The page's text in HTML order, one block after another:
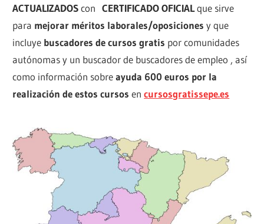
ACTUALIZADOSconCERTIFICADO OFICIALque sirve
para mejorar méritos laborales/oposiciones y que
incluye buscadores de cursos gratis por comunidades
autónomas y un buscador de buscadores de empleo , así
como información sobreayuda 600 euros por la
realización de estos cursos encursosgratissepe.es